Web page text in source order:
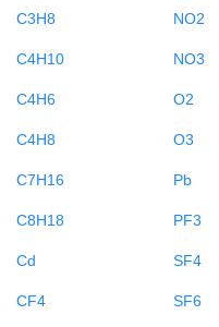
C3H8
C4H10
C4H6
C4H8
C7H16
C8H18
Cd
CF4
NO2
NO3
O2
O3
Pb
PF3
SF4
SF6